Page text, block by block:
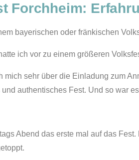
Forchheim:
bayerischen oder fränkischen
ich vor zu einem größeren
mich sehr über die Einladung zum
authentisches Fest. Und so war
Abend das erste mal auf das